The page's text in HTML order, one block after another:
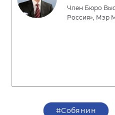
Член Бюро
Россия», Мэр
#Собянин